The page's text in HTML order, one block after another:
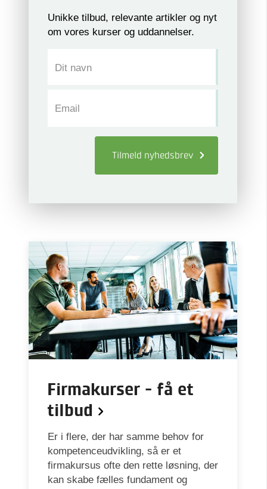
Unikke tilbud, relevante artikler og nyt
om vores kurser og uddannelser.
Dit navn
Email
Tilmeld nyhedsbrev
Firmakurser - få et
tilbud
Er i flere, der har samme behov for
kompetenceudvikling, så er et
firmakursus ofte den rette løsning, der
kan skabe fælles fundament og